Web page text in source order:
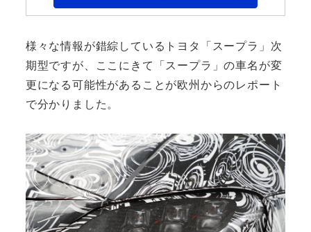
様々な情報が錯綜しているトヨタ「スープラ」次
期型ですが、ここにきて「スープラ」の車名が変
更になる可能性があることが欧州からのレポート
で分かりました。